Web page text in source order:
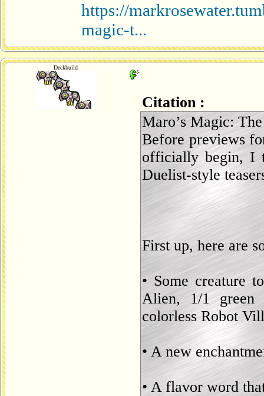
https://
magic-t...
Deckbuild
Citation :
Maro’s Magic:
Before previews
officially begin, I
Duelist-style
First up, here are
• Some creature
Alien, 1/1 green
colorless Robot
• A new
• A flavor word